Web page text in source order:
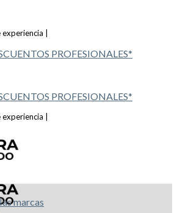
|
PROFESIONALES*
PROFESIONALES*
|
marcas